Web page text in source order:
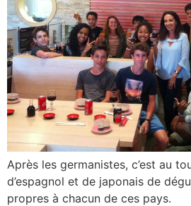
Après les germanistes, c’est au
d’espagnol et de japonais de
propres à chacun de ces pays.